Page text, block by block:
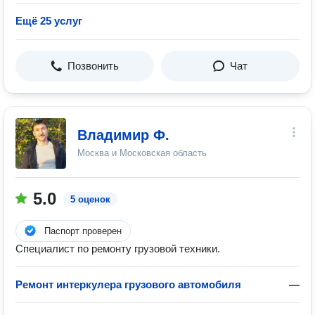
Ещё 25 услуг
Позвонить Чат
Владимир Ф.
Москва и Московская область
5.0 5 оценок
Паспорт проверен
Специалист по ремонту грузовой техники.
Ремонт интеркулера грузового автомобиля —